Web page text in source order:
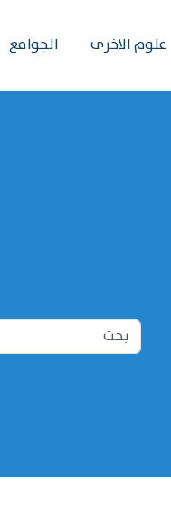
علوم الاخرى الجوامع